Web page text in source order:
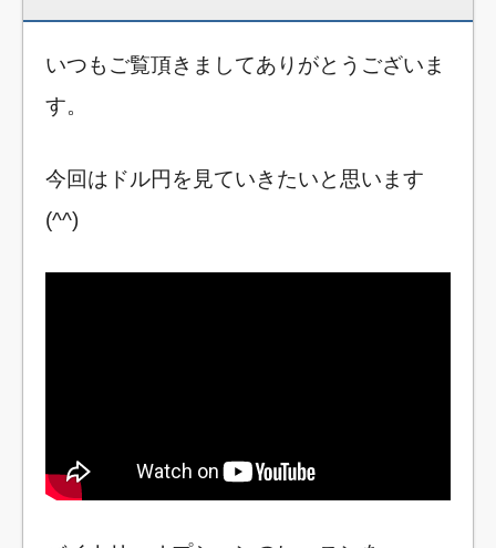
いつもご覧頂きましてありがとうございま
す。
今回はドル円を見ていきたいと思います
(^^)